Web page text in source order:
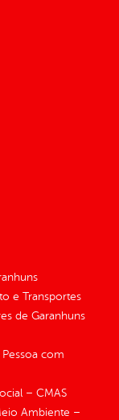
e Transportes
de Garanhuns
com
– CMAS
Ambiente –